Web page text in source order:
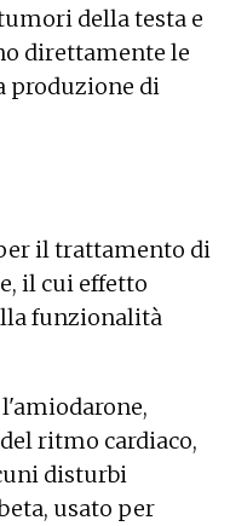
della testa e
direttamente le
produzione di
il trattamento di
il cui effetto
funzionalità
ritmo cardiaco,
disturbi
usato per